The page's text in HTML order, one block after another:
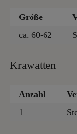
Größe
ca. 60-62
Krawatten
Anzahl
1